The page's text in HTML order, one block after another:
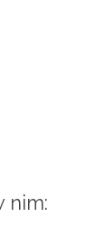
nim: